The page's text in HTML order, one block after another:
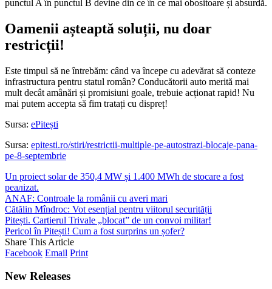
punctul A în punctul B devine din ce în ce mai obositoare și absurdă.
Oamenii așteaptă soluții, nu doar
restricții!
Este timpul să ne întrebăm: când va începe cu adevărat să conteze
infrastructura pentru statul român? Conducătorii auto merită mai
mult decât amânări și promisiuni goale, trebuie acționat rapid! Nu
mai putem accepta să fim tratați cu dispreț!
Sursa: ePitești
Sursa: epitesti.ro/stiri/restrictii-multiple-pe-autostrazi-blocaje-pana-
pe-8-septembrie
Un proiect solar de 350,4 MW și 1.400 MWh de stocare a fost
реалizat.
ANAF: Controale la românii cu averi mari
Cătălin Mîndroc: Vot esențial pentru viitorul securității
Pitești. Cartierul Trivale „blocat” de un convoi militar!
Pericol în Pitești! Cum a fost surprins un șofer?
Share This Article
Facebook Email Print
New Releases